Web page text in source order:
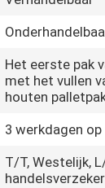
Het eerste pak
met het vullen
houten
3 werkdagen
T/T, Westelijk,